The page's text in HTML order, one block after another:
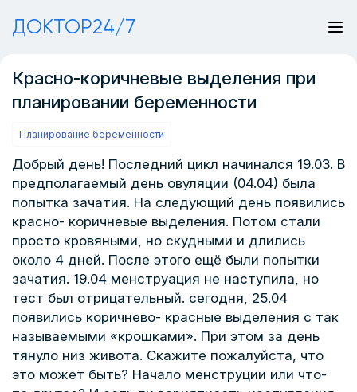
ДОКТОР24/7
Красно-коричневые выделения при
планировании беременности
Планирование беременности
Добрый день! Последний цикл начинался 19.03. В
предполагаемый день овуляции (04.04) была
попытка зачатия. На следующий день появились
красно- коричневые выделения. Потом стали
просто кровяными, но скудными и длились
около 4 дней. После этого ещё были попытки
зачатия. 19.04 менструация не наступила, но
тест был отрицательный. сегодня, 25.04
появились коричнево- красные выделения с так
называемыми «крошками». При этом за день
тянуло низ живота. Скажите пожалуйста, что
это может быть? Начало менструции или что-